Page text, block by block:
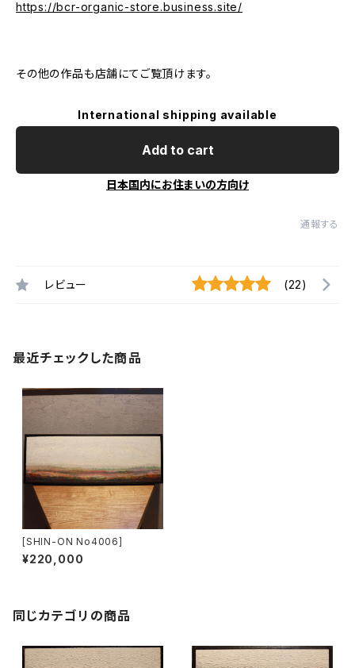
https://bcr-organic-store.business.site/
その他の作品も店舗にてご覧頂けます。
International shipping available
Add to cart
日本国内にお住まいの方向け
通報する
レビュー (22)
最近チェックした商品
[SHIN-ON No4006]
¥220,000
同じカテゴリの商品